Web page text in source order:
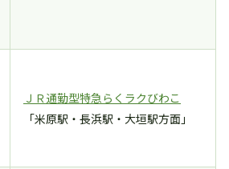
ＪＲ通勤型特急らくラクびわこ
「米原駅・長浜駅・大垣駅方面」